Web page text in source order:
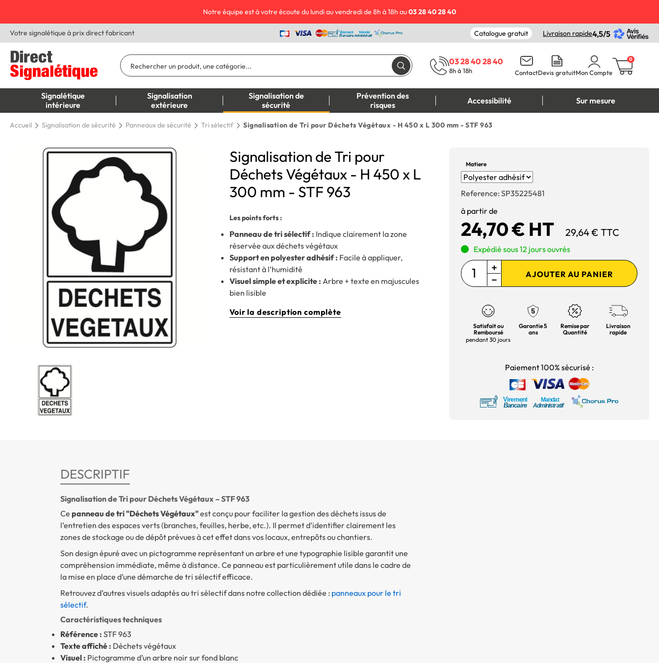
Notre équipe est à votre écoute du lundi au vendredi de 8h à 18h au03 28 40 28 40
Votre signalétique à prix direct fabricant Catalogue gratuit Livraison rapide4,5/5
03 28 40 28 40
8h à 18h ContactDevis gratuitMon Compte
0
Signalétique
intérieure
Signalisation
extérieure
Signalisation de
sécurité
Prévention des
risques
Accessibilité Sur mesure
Accueil Signalisation de sécurité Panneaux de sécurité Tri sélectif Signalisation de Tri pour Déchets Végétaux - H 450 x L 300 mm - STF 963
Signalisation de Tri pour
Déchets Végétaux - H 450 x L
300 mm - STF 963
Les points forts :
Panneau de tri sélectif : Indique clairement la zone
réservée aux déchets végétaux
Support en polyester adhésif : Facile à appliquer,
résistant à l’humidité
Visuel simple et explicite : Arbre + texte en majuscules
bien lisible
Voir la description complète
Matiere
Reference: SP35225481
à partir de
24,70 € HT 29,64 € TTC
Expédié sous 12 jours ouvrés
AJOUTER AU PANIER
Satisfait ou
Remboursé
pendant 30 jours
Garantie 5
ans
Remise par
Quantité
Livraison
rapide
Paiement 100% sécurisé :
DESCRIPTIF
Signalisation de Tri pour Déchets Végétaux – STF 963
Ce panneau de tri "Déchets Végétaux"est conçu pour faciliter la gestion des déchets issus de
l’entretien des espaces verts (branches, feuilles, herbe, etc.). Il permet d’identifier clairement les
zones de stockage ou de dépôt prévues à cet effet dans vos locaux, entrepôts ou chantiers.
Son design épuré avec un pictogramme représentant un arbre et une typographie lisible garantit une
compréhension immédiate, même à distance. Ce panneau est particulièrement utile dans le cadre de
la mise en place d’une démarche de tri sélectif efficace.
Retrouvez d’autres visuels adaptés au tri sélectif dans notre collection dédiée : panneaux pour le tri
sélectif.
Caractéristiques techniques
Référence : STF 963
Texte affiché : Déchets végétaux
Visuel : Pictogramme d’un arbre noir sur fond blanc